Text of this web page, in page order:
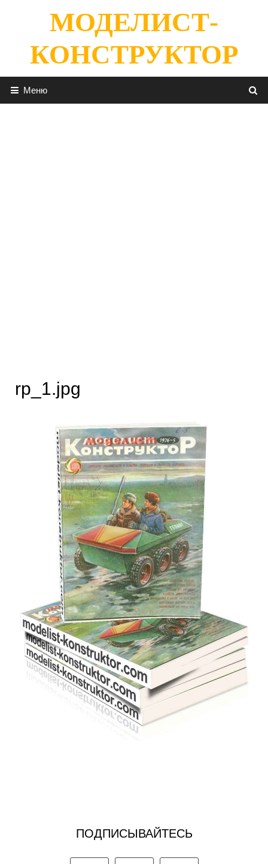
содержимомуМОДЕЛИСТ-
КОНСТРУКТОР
Меню
rp_1.jpg
ПОДПИСЫВАЙТЕСЬ